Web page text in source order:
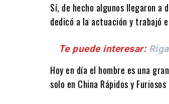
Sí, de hecho algunos llegaron a
dedicó a la actuación y trabajó
Te puede interesar:
Hoy en día el hombre es una
solo en China Rápidos y